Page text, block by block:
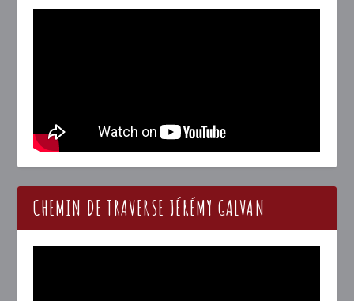
CHEMIN DE TRAVERSE JÉRÉMY GALVAN